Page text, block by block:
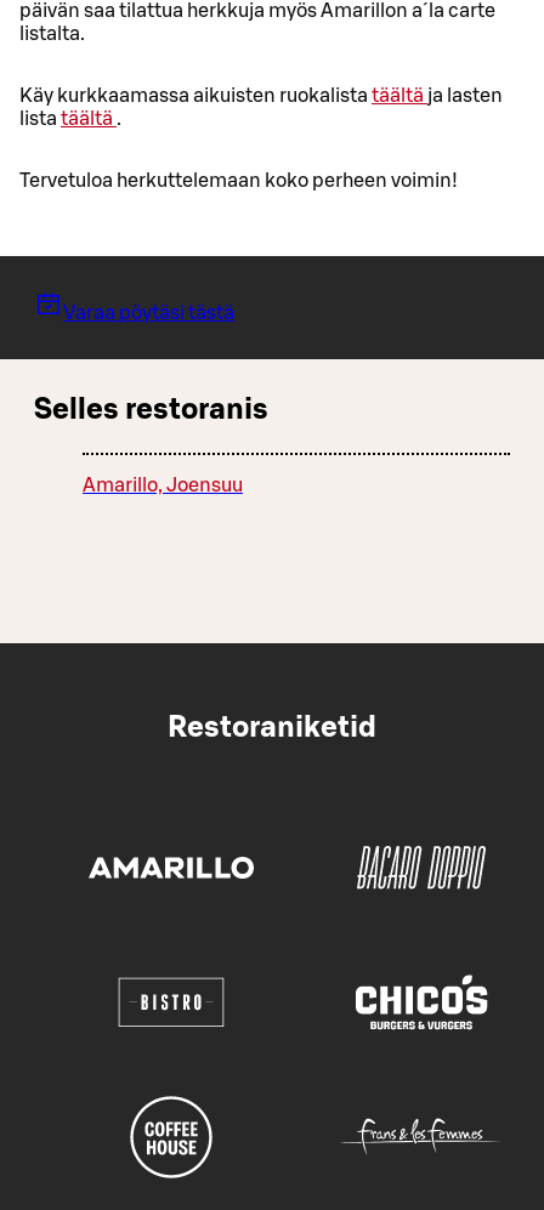
päivän saa tilattua herkkuja myös Amarillon a´la carte
listalta.
Käy kurkkaamassa aikuisten ruokalista täältä ja lasten
lista täältä .
Tervetuloa herkuttelemaan koko perheen voimin!
Varaa pöytäsi tästä
Selles restoranis
Amarillo, Joensuu
Restoraniketid